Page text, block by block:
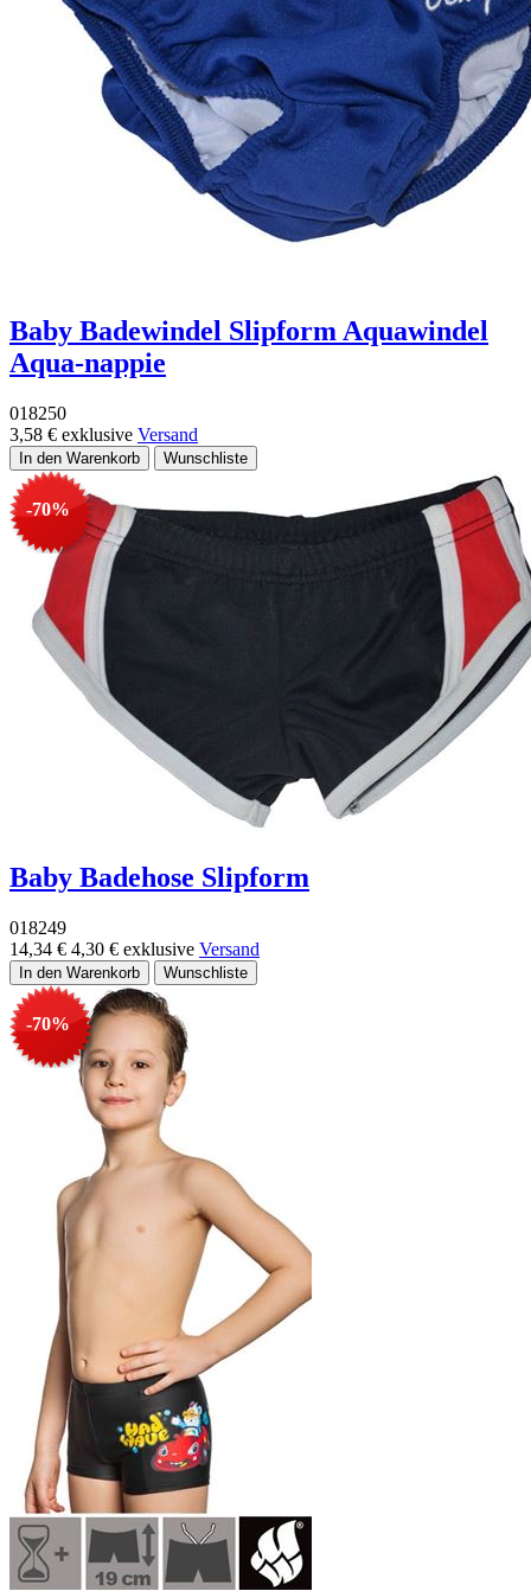
Baby Badewindel Slipform Aquawindel
Aqua-nappie
018250
3,58 € exklusive Versand
-70%
Baby Badehose Slipform
018249
14,34 € 4,30 € exklusive Versand
-70%